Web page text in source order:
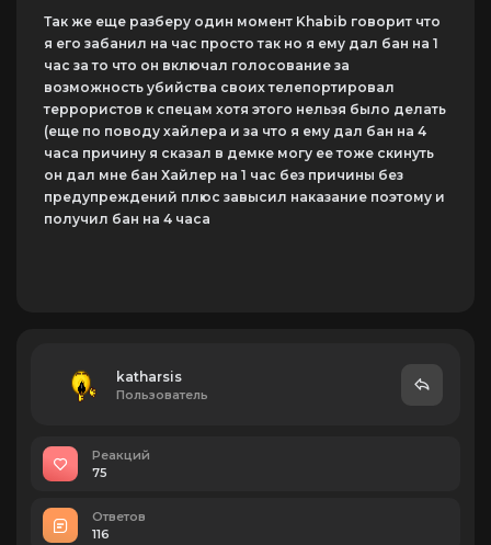
Так же еще разберу один момент Khabib говорит что
я его забанил на час просто так но я ему дал бан на 1
час за то что он включал голосование за
возможность убийства своих телепортировал
террористов к спецам хотя этого нельзя было делать
(еще по поводу хайлера и за что я ему дал бан на 4
часа причину я сказал в демке могу ее тоже скинуть
он дал мне бан Хайлер на 1 час без причины без
предупреждений плюс завысил наказание поэтому и
получил бан на 4 часа
katharsis
Пользователь
Реакций
75
Ответов
116